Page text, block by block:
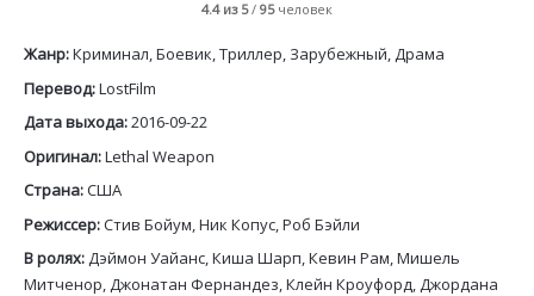
4.4из 5/ 95 человек
Жанр:Криминал, Боевик, Триллер, Зарубежный, Драма
Перевод:LostFilm
Дата выхода:2016-09-22
Оригинал:Lethal Weapon
Страна:США
Режиссер:Стив Бойум, Ник Копус, Роб Бэйли
В ролях:Дэймон Уайанс, Киша Шарп, Кевин Рам, Мишель
Митченор, Джонатан Фернандез, Клейн Кроуфорд, Джордана